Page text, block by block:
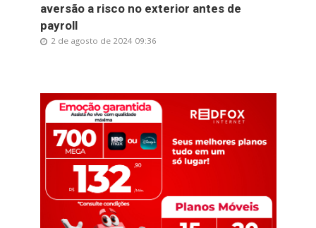
aversão a risco no exterior antes de
payroll
2 de agosto de 2024 09:36